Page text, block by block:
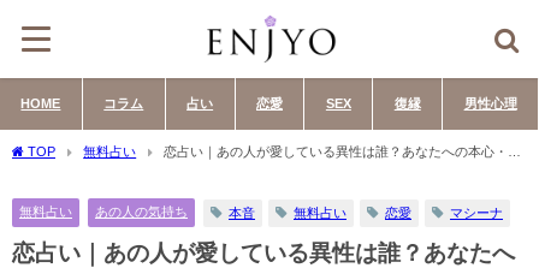
HOME コラム 占い 恋愛 SEX 復縁 男性心理
TOP 無料占い
恋占い｜あの人が愛している異性は誰？あなたへの本心・2
無料占い あの人の気持ち 本音 無料占い 恋愛 マシーナ
恋占い｜あの人が愛している異性は誰？あなたへ